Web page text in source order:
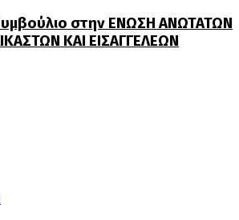
στην ΕΝΩΣΗ ΑΝΩΤΑΤΩΝ
ΚΑΙ ΕΙΣΑΓΓΕΛΕΩΝ